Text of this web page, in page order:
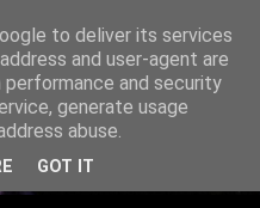
to deliver its services
and user-agent are
and security
generate usage
abuse.
GOT IT